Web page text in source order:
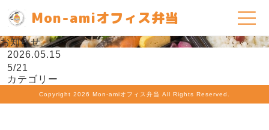
Mon-amiオフィス弁当
お知らせ
2026.05.15
5/21
カテゴリー
Copyright 2026 Mon-amiオフィス弁当 All Rights Reserved.